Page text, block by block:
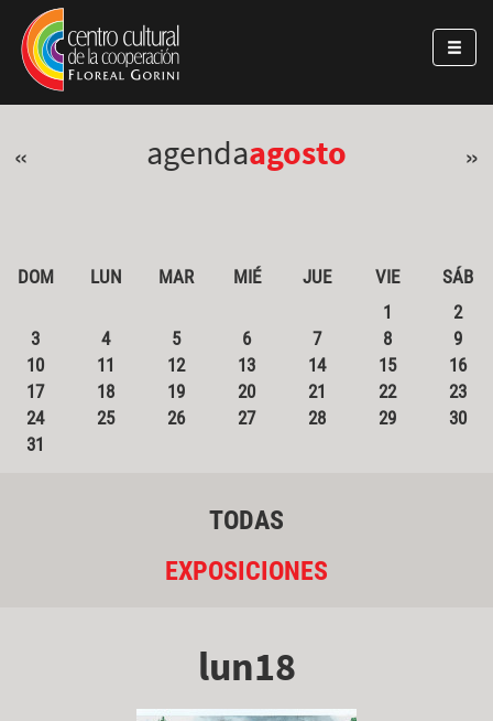
Pasar al contenido principal
Jump to main content
« agendaagosto »
DOM LUN MAR MIÉ JUE VIE
SÁB
1
2
3
4 5 6 7 8
9
10
11 12 13 14 15
16
17
18 19 20 21 22
23
24
25 26 27 28 29
30
31
TODAS
EXPOSICIONES
lun18